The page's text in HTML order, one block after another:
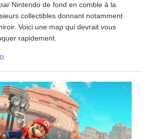
Nintendo de fond en comble à la
collectibles donnant notamment
Voici une map qui devrait vous
rapidement.